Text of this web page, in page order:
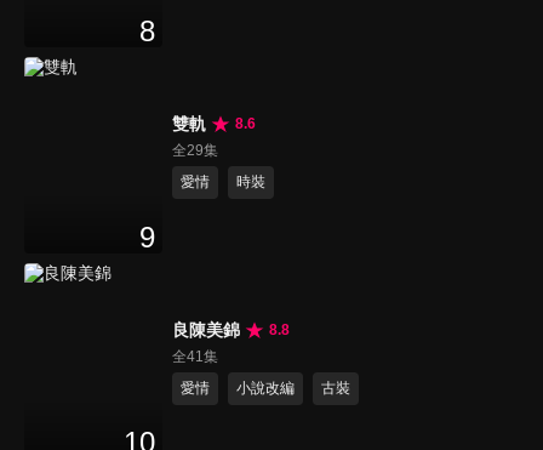
8
9
雙軌
8.6
全29集
愛情
時裝
10
良陳美錦
8.8
全41集
愛情
小說改編 古裝